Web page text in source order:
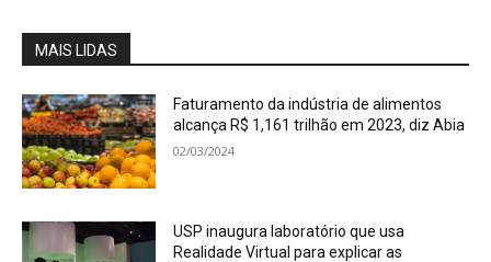
MAIS LIDAS
Faturamento da indústria de alimentos
alcança R$ 1,161 trilhão em 2023, diz Abia
02/03/2024
USP inaugura laboratório que usa
Realidade Virtual para explicar as